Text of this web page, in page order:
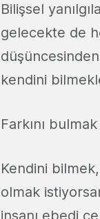
Bilişsel
gelecekte de
kendini
Farkını
Kendini
olmak
insanı ebedi